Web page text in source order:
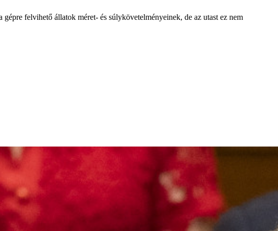
felvihető állatok méret- és súlykövetelményeinek, de az utast ez nem